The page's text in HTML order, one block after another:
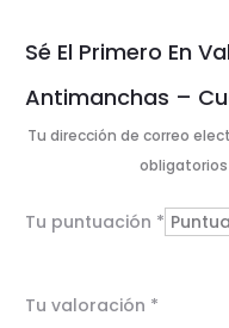
V
a
l
r
c
Sé El Primero En
Antimanchas –
Tu dirección de correo
Tu puntuación *
Tu valoración *